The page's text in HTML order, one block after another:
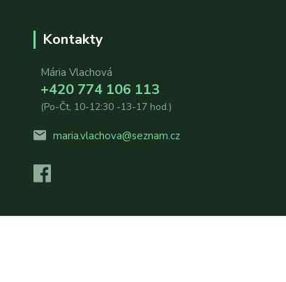
Kontakty
Mária Vlachová
+420 774 106 113
(Po-Čt, 10-12:30 -13-17 hod.)
maria.vlachova@seznam.cz